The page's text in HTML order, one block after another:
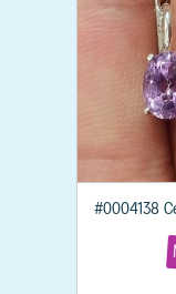
#0004138